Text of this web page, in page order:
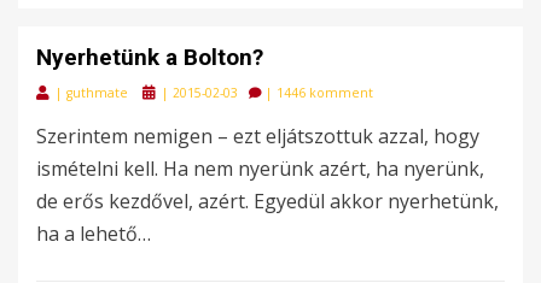
Nyerhetünk a Bolton?
| guthmate
Posted
| 2015-02-03 | 1446 komment
Szerintem nemigen – ezt eljátszottuk azzal, hogy
ismételni kell. Ha nem nyerünk azért, ha nyerünk,
de erős kezdővel, azért. Egyedül akkor nyerhetünk,
ha a lehető…